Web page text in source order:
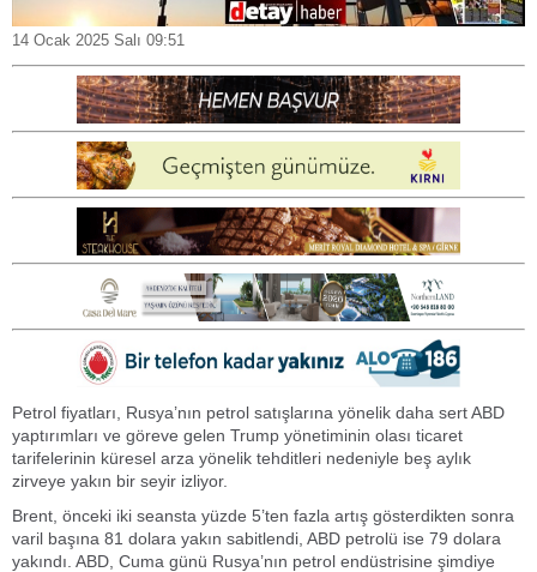
14 Ocak 2025 Salı 09:51
Petrol fiyatları, Rusya’nın petrol satışlarına yönelik daha sert ABD
yaptırımları ve göreve gelen Trump yönetiminin olası ticaret
tarifelerinin küresel arza yönelik tehditleri nedeniyle beş aylık
zirveye yakın bir seyir izliyor.
Brent, önceki iki seansta yüzde 5’ten fazla artış gösterdikten sonra
varil başına 81 dolara yakın sabitlendi, ABD petrolü ise 79 dolara
yakındı. ABD, Cuma günü Rusya’nın petrol endüstrisine şimdiye